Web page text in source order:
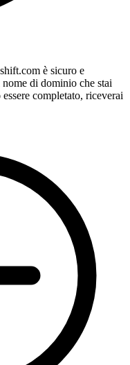
è sicuro e
di dominio che stai
completato, riceverai